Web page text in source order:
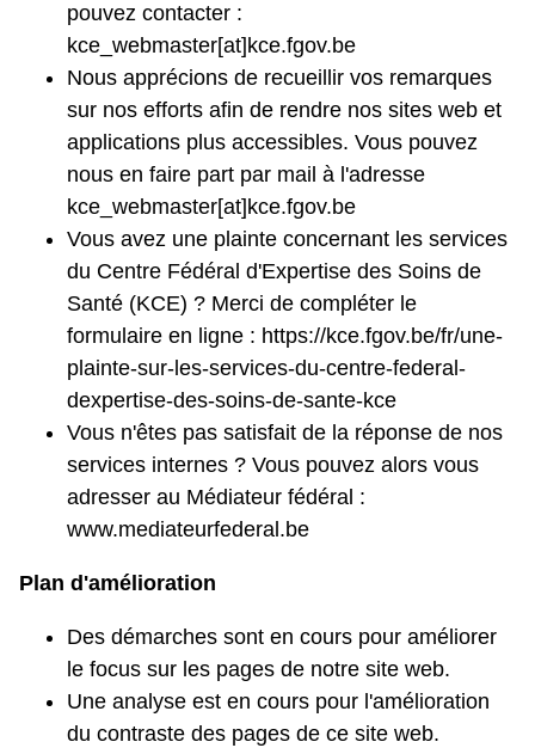
pouvez contacter :
kce_webmaster[at]kce.fgov.be
Nous apprécions de recueillir vos remarques
sur nos efforts afin de rendre nos sites web et
applications plus accessibles. Vous pouvez
nous en faire part par mail à l'adresse
kce_webmaster[at]kce.fgov.be
Vous avez une plainte concernant les services
du Centre Fédéral d'Expertise des Soins de
Santé (KCE) ? Merci de compléter le
formulaire en ligne : https://kce.fgov.be/fr/une-
plainte-sur-les-services-du-centre-federal-
dexpertise-des-soins-de-sante-kce
Vous n'êtes pas satisfait de la réponse de nos
services internes ? Vous pouvez alors vous
adresser au Médiateur fédéral :
www.mediateurfederal.be
Plan d'amélioration
Des démarches sont en cours pour améliorer
le focus sur les pages de notre site web.
Une analyse est en cours pour l'amélioration
du contraste des pages de ce site web.